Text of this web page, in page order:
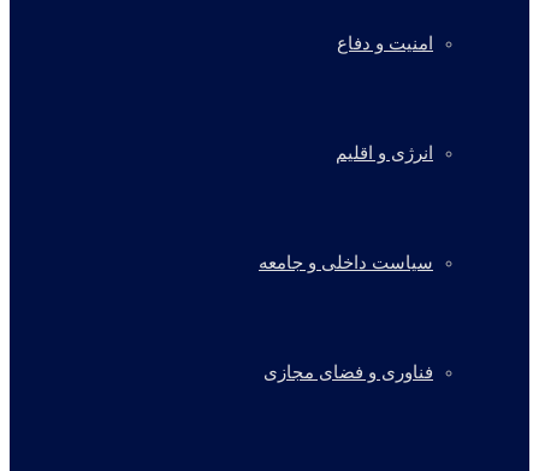
امنیت و دفاع
انرژی و اقلیم
سیاست داخلی و جامعه
فناوری و فضای مجازی